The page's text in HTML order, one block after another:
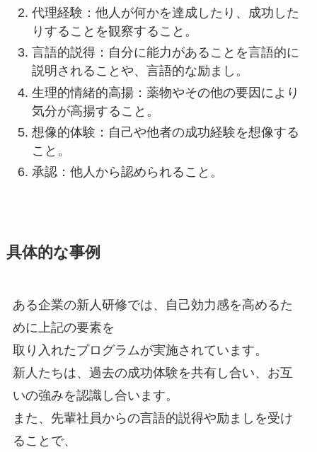
代理経験：他人が何かを達成したり、成功した
りすることを観察すること。
言語的説得：自分に能力があることを言語的に
説明されることや、言語的な励まし。
生理的情緒的高揚：薬物やその他の要因により
気分が高揚すること。
想像的体験：自己や他者の成功経験を想像する
こと。
承認：他人から認められること。
具体的な事例
ある企業の新人研修では、自己効力感を高めるた
めに上記の要素を
取り入れたプログラムが実施されています。
新人たちは、過去の成功体験を共有し合い、お互
いの強みを認識し合います。
また、先輩社員からの言語的説得や励ましを受け
ることで、